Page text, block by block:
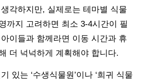
각하지만, 실제로는 테마별 식물
까지 고려하면 최소 3-4시간이 필
이들과 함께라면 이동 시간과 휴
더 넉넉하게 계획해야 합니다.
있는 ‘수생식물원’이나 ‘희귀 식물